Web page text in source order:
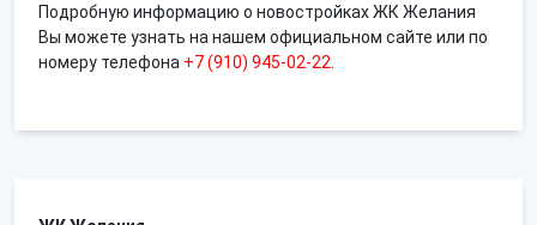
Подробную информацию о новостройках ЖК Желания
Вы можете узнать на нашем официальном сайте или по
номеру телефона +7 (910) 945-02-22